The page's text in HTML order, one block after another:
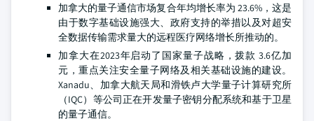
加拿大的量子通信市场复合年均增长率为 23.6%，这是
由于数字基础设施强大、政府支持的举措以及对超安
全数据传输需求量大的远程医疗网络增长所推动的。
加拿大在2023年启动了国家量子战略，拨款 3.6亿加
元，重点关注安全量子网络及相关基础设施的建设。
Xanadu、加拿大航天局和滑铁卢大学量子计算研究所
（IQC）等公司正在开发量子密钥分配系统和基于卫星
的量子通信。